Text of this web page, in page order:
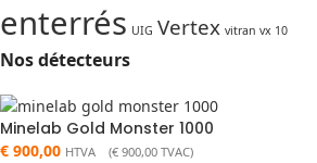
enterrés UIG Vertex vitran vx 10
Nos détecteurs
Minelab Gold Monster 1000
€ 900,00 HTVA (€ 900,00 TVAC)